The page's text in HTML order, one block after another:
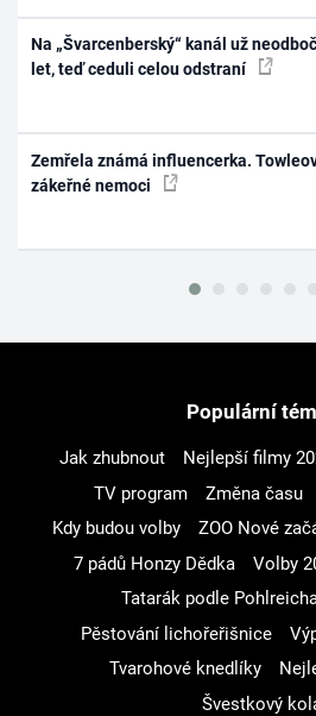
Na „Švarcenberský“ kanál už
let, teď ceduli celou odstraní
Zemřela známá influencerka.
zákeřné nemoci
Populární
Jak zhubnout Nejlepší filmy
TV program
Změna času
Kdy budou volby
ZOO Nové
7 pádů Honzy Dědka
Volby
Tatarák podle
Pěstování lichořeřišnice
Tvarohové knedlíky
Švestkový